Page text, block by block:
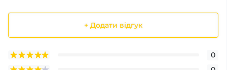
+ Додати відгук
0